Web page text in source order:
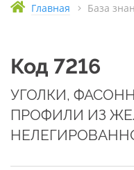
Главная База
Код 7216
УГОЛКИ,
ПРОФИЛИ ИЗ